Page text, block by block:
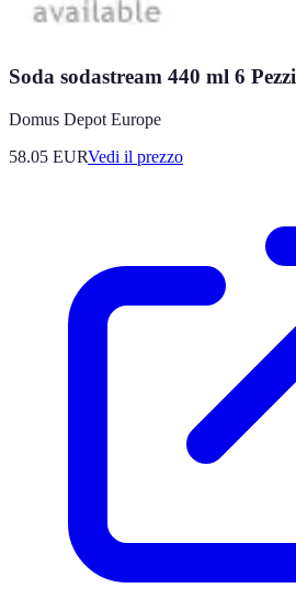
Soda sodastream 440 ml 6 Pezzi
Domus Depot Europe
58.05 EURVedi il prezzo